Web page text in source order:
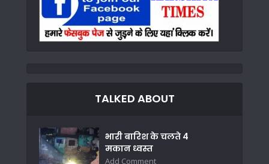
TALKED ABOUT
भारी बारिश के चलते 4
मकान ध्वस्त
Add Comment